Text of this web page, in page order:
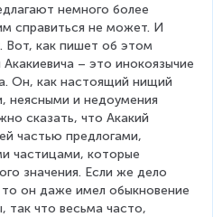
немного более
справиться не может. И
Вот, как пишет об этом
Акакиевича – это инокоязычие
Он, как настоящий нищий
неясными и недоумения
сказать, что Акакий
частью предлогами,
частицами, которые
значения. Если же дело
он даже имел обыкновение
так что весьма часто,